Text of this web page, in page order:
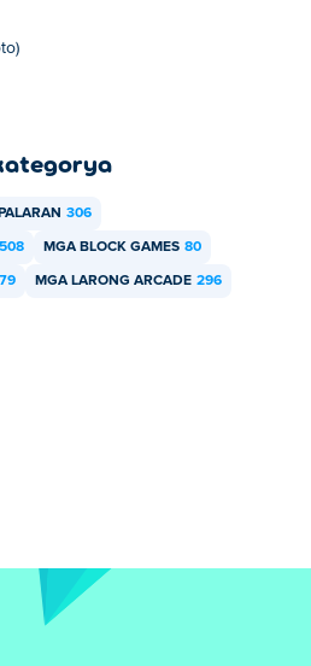
306
508 MGA BLOCK GAMES 80
MGA LARONG ARCADE 296